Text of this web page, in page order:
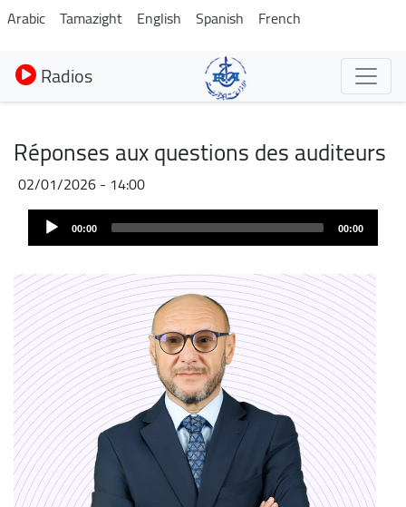
Aller
au
contenu
principal
Arabic Tamazight English Spanish French
Radios
Réponses aux questions des auditeurs
02/01/2026 - 14:00
Audio
Player 00:00 00:00